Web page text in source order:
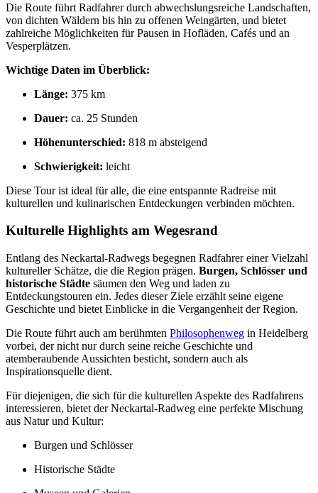
Die Route führt Radfahrer durch abwechslungsreiche Landschaften,
von dichten Wäldern bis hin zu offenen Weingärten, und bietet
zahlreiche Möglichkeiten für Pausen in Hofläden, Cafés und an
Vesperplätzen.
Wichtige Daten im Überblick:
Länge: 375 km
Dauer: ca. 25 Stunden
Höhenunterschied: 818 m absteigend
Schwierigkeit: leicht
Diese Tour ist ideal für alle, die eine entspannte Radreise mit
kulturellen und kulinarischen Entdeckungen verbinden möchten.
Kulturelle Highlights am Wegesrand
Entlang des Neckartal-Radwegs begegnen Radfahrer einer Vielzahl
kultureller Schätze, die die Region prägen. Burgen, Schlösser und
historische Städte säumen den Weg und laden zu
Entdeckungstouren ein. Jedes dieser Ziele erzählt seine eigene
Geschichte und bietet Einblicke in die Vergangenheit der Region.
Die Route führt auch am berühmten Philosophenweg in Heidelberg
vorbei, der nicht nur durch seine reiche Geschichte und
atemberaubende Aussichten besticht, sondern auch als
Inspirationsquelle dient.
Für diejenigen, die sich für die kulturellen Aspekte des Radfahrens
interessieren, bietet der Neckartal-Radweg eine perfekte Mischung
aus Natur und Kultur:
Burgen und Schlösser
Historische Städte